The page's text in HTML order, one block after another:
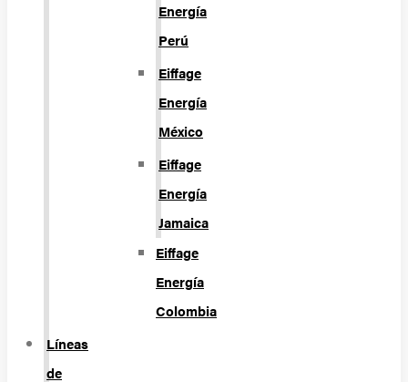
Energía
Perú
Eiffage
Energía
México
Eiffage
Energía
Jamaica
Eiffage
Energía
Colombia
Líneas
de